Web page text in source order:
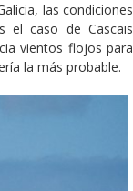
las condiciones
el caso de Cascais
vientos flojos para
la más probable.